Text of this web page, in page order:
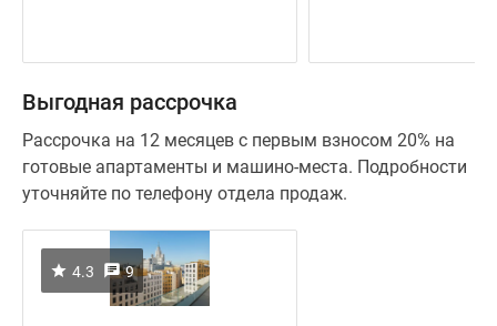
Выгодная рассрочка
Рассрочка на 12 месяцев с первым взносом 20% на
готовые апартаменты и машино-места. Подробности
уточняйте по телефону отдела продаж.
4.3 9